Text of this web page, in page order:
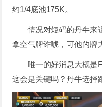
约1/4底池175K。
情况对短码的丹牛来
拿空气牌诈唬，可他的牌
唯一的好消息大概是
这会是关键吗？丹牛选择